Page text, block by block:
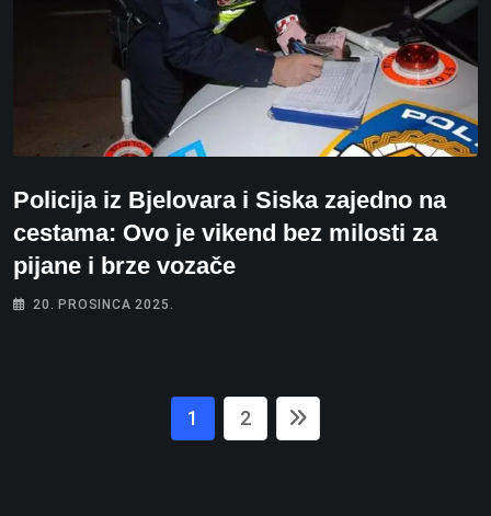
Policija iz Bjelovara i Siska zajedno na
cestama: Ovo je vikend bez milosti za
pijane i brze vozače
20. PROSINCA 2025.
1 2